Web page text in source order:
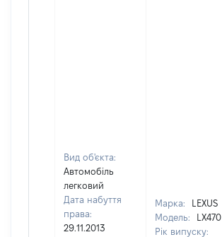
Вид об'єкта:
Автомобіль
легковий
Дата набуття
права:
29.11.2013
Марка:
LEXUS
Модель:
LX470
Рік випуску: